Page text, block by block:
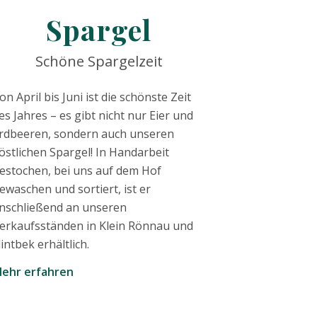
Spargel
Schöne Spargelzeit
April bis Juni ist die schönste Zeit
Jahres – es gibt nicht nur Eier und
sondern auch unseren
Spargel! In Handarbeit
bei uns auf dem Hof
und sortiert, ist er
an unseren
in Klein Rönnau und
erhältlich.
erfahren